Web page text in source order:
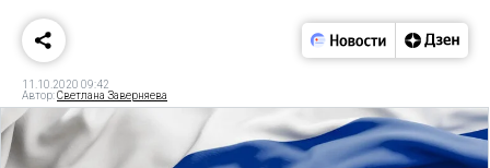
11.10.2020 09:42
Автор:Светлана Заверняева